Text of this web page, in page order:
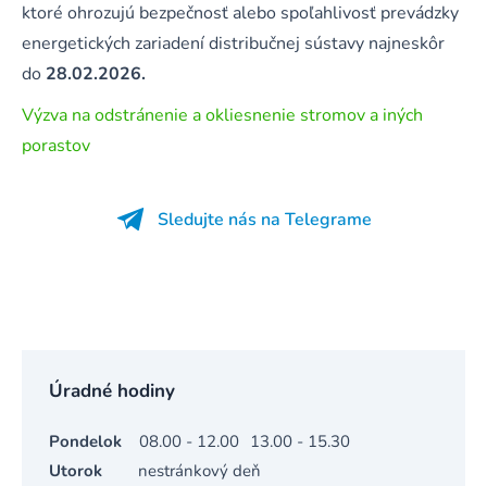
ktoré ohrozujú bezpečnosť alebo spoľahlivosť prevádzky
energetických zariadení distribučnej sústavy najneskôr
do 28.02.2026.
Výzva na odstránenie a okliesnenie stromov a iných
porastov
Sledujte nás na Telegrame
Úradné hodiny
Pondelok 08.00 - 12.00 13.00 - 15.30
Utorok
nestránkový deň